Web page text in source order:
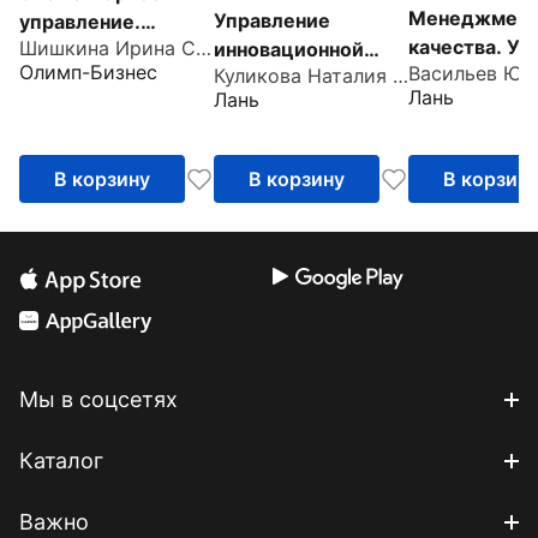
управление.
Периодическая
система проектных
Шишкина Ирина Сергеевна
Олимп-Бизнес
В корзину
Управление
инновационной
деятельностью.
Учебное пособие
Куликова Наталия Николаевна
Лань
В корзину
Менеджмент
качества.
пособие для
Лань
В корзину
Мы в соцсетях
Каталог
Важно